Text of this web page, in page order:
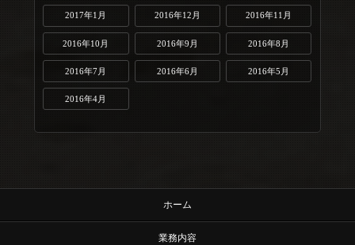
2017年1月 2016年12月 2016年11月
2016年10月 2016年9月 2016年8月
2016年7月 2016年6月 2016年5月
2016年4月
ホーム
業務内容